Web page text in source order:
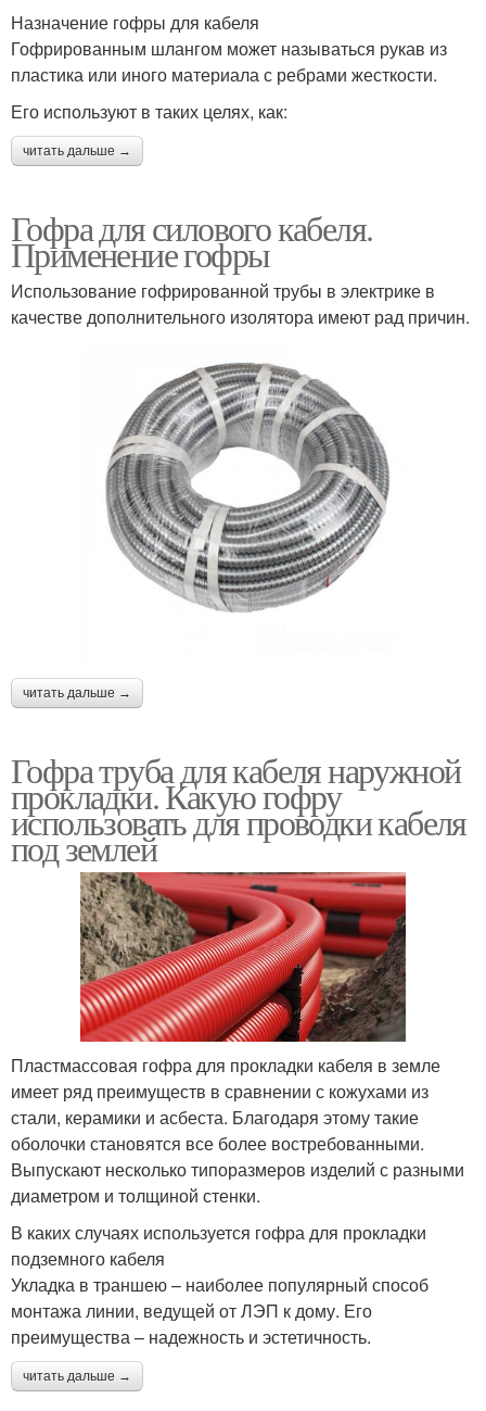
Назначение гофры для кабеля
Гофрированным шлангом может называться рукав из
пластика или иного материала с ребрами жесткости.
Его используют в таких целях, как:
читать дальше →
Гофра для силового кабеля.
Применение гофры
Использование гофрированной трубы в электрике в
качестве дополнительного изолятора имеют рад причин.
читать дальше →
Гофра труба для кабеля наружной
прокладки. Какую гофру
использовать для проводки кабеля
под землей
Пластмассовая гофра для прокладки кабеля в земле
имеет ряд преимуществ в сравнении с кожухами из
стали, керамики и асбеста. Благодаря этому такие
оболочки становятся все более востребованными.
Выпускают несколько типоразмеров изделий с разными
диаметром и толщиной стенки.
В каких случаях используется гофра для прокладки
подземного кабеля
Укладка в траншею – наиболее популярный способ
монтажа линии, ведущей от ЛЭП к дому. Его
преимущества – надежность и эстетичность.
читать дальше →